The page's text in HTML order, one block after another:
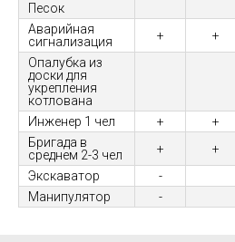
Песок
Аварийная
сигнализация
+ +
Опалубка из
доски для
укрепления
котлована
Инженер 1 чел
+ +
Бригада в
среднем 2-3 чел
+ +
Экскаватор
-
Манипулятор
-